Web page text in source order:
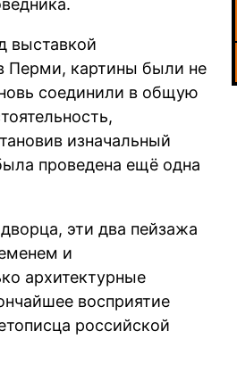
выставкой
Перми, картины были не
соединили в общую
изначальный
проведена ещё одна
эти два пейзажа
и
архитектурные
восприятие
российской